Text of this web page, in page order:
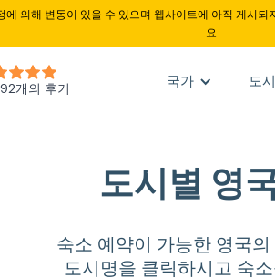
의해 변동이 있을 수 있으며 웹사이트에 아직 게시
국가 도시
도시별 영
숙소 예약이 가능한 영국
도시명을 클릭하시고 숙